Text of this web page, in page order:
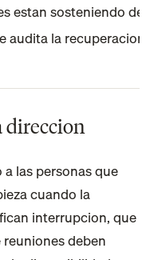
estan sosteniendo
audita la
direccion
las personas que
cuando la
interrupcion, que
deben